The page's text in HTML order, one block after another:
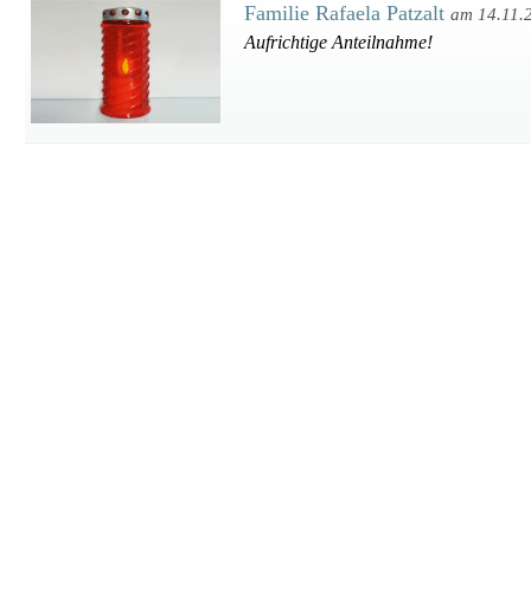
Familie Rafaela Patzalt am
Aufrichtige Anteilnahme!